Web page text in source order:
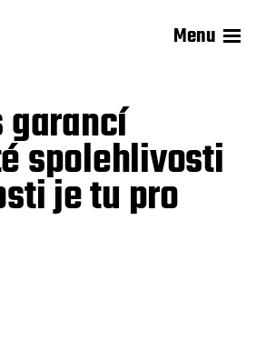
Menu
garancí
spolehlivosti
je tu pro